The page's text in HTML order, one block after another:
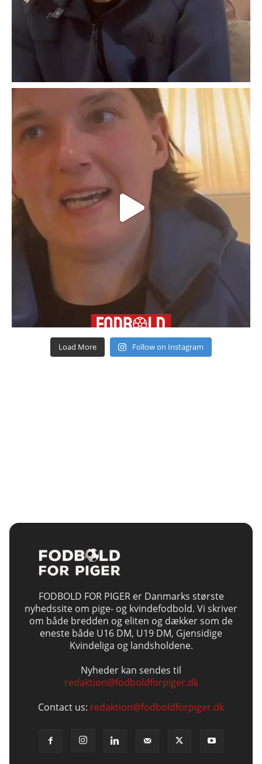
Load More Follow on Instagram
FODBOLD FOR PIGER er Danmarks største
nyhedssite om pige- og kvindefodbold. Vi skriver
om både bredden og eliten og dækker som de
eneste både U16 DM, U19 DM, Gjensidige
Kvindeliga og landsholdene.
Nyheder kan sendes til
redaktion@fodboldforpiger.dk
Contact us: redaktion@fodboldforpiger.dk